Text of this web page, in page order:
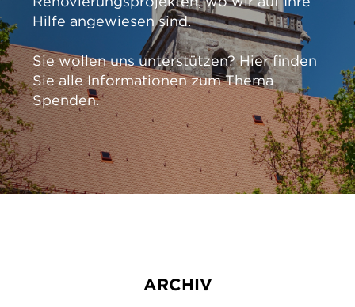
Hilfe angewiesen sind.
Sie wollen uns unterstützen? Hier ﬁnden
Sie alle Informationen zum Thema
Spenden.
ARCHIV